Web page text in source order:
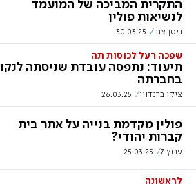
התקרית המביכה של המועמד
לנשיאות פולין
ניסן צור 30.03.25
שפכה רעל לכוסות תה
תיעוד: נתפסה עובדת שניסתה
בחברתה
ציקי ברנדוין 26.03.25
פולין מקדמת בנייה על אתר בית
קברות יהודי?
ערוץ 7 25.03.25
לראשונה